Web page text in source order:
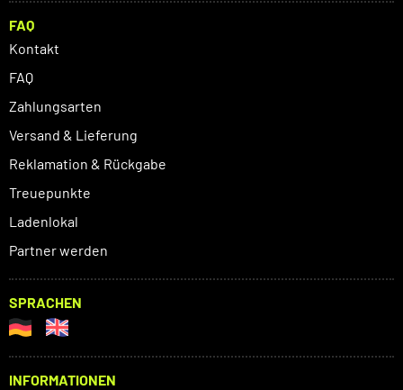
FAQ
Kontakt
FAQ
Zahlungsarten
Versand & Lieferung
Reklamation & Rückgabe
Treuepunkte
Ladenlokal
Partner werden
SPRACHEN
INFORMATIONEN